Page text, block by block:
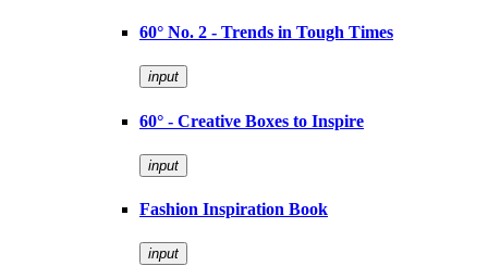
60° No. 2 - Trends in Tough Times
input
60° - Creative Boxes to Inspire
input
Fashion Inspiration Book
input